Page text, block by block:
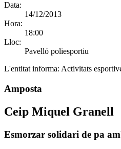
Data:
14/12/2013
Hora:
18:00
Lloc:
Pavelló poliesportiu
L'entitat informa: Activitats
Amposta
Ceip Miquel Granell
Esmorzar solidari de pa